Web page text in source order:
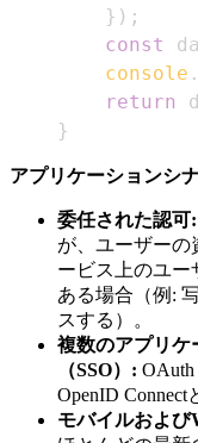
} ) ;
const
console .
return
}
アプリケーションシ
委任された認可:
が、ユーザーの
ービス上のユー
ある場合（例:
スする）。
複数のアプリケ
（SSO）: OAuth
OpenID Connect
モバイルおよび